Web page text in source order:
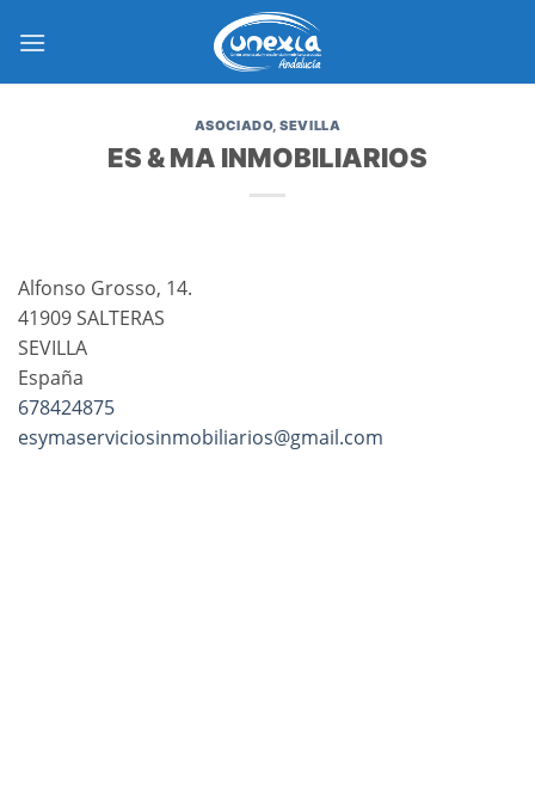
ASOCIADO,SEVILLA
ES & MA INMOBILIARIOS
Alfonso Grosso, 14.
41909 SALTERAS
SEVILLA
España
678424875
esymaserviciosinmobiliarios@gmail.com